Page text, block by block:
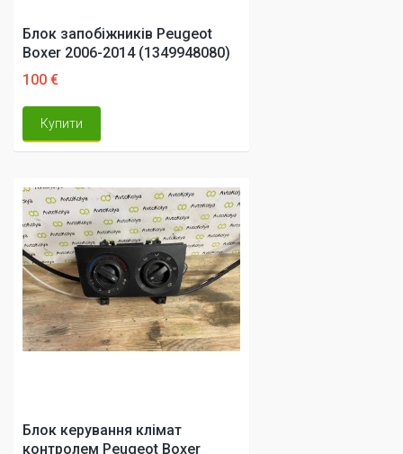
Блок запобіжників Peugeot
Boxer 2006-2014 (1349948080)
100 €
Купити
Блок керування клімат
контролем Peugeot Boxer